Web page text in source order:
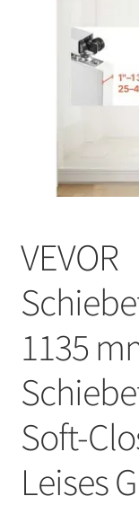
VEVOR
1135
Soft-
Leises